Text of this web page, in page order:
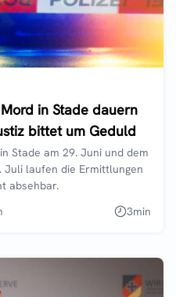
in Stade dauern
bittet um Geduld
Stade am 29. Juni und dem
Juli laufen die Ermittlungen
absehbar.
3min